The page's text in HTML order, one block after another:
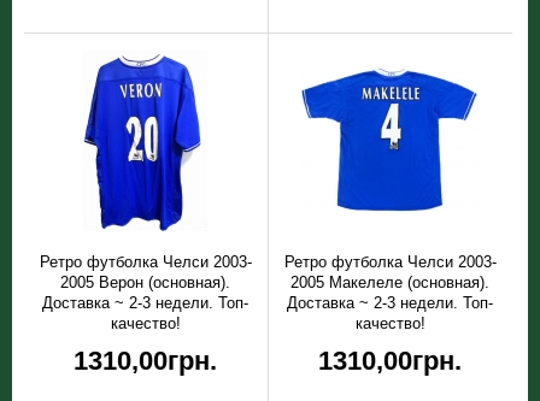
Ретро футболка Челси 2003-
2005 Верон (основная).
Доставка ~ 2-3 недели. Топ-
качество!
1310,00грн.
Ретро футболка Челси 2003-
2005 Макелеле (основная).
Доставка ~ 2-3 недели. Топ-
качество!
1310,00грн.